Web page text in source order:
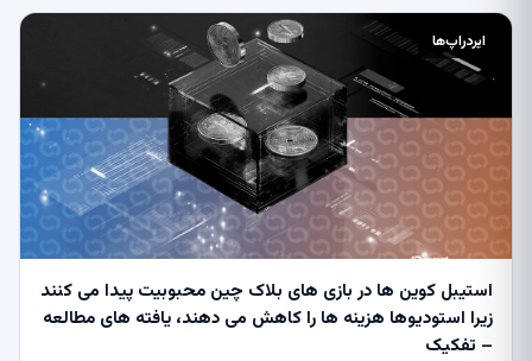
ایردراپ‌ها
استیبل کوین ها در بازی های بلاک چین محبوبیت پیدا می کنند
زیرا استودیوها هزینه ها را کاهش می دهند، یافته های مطالعه
– تفکیک